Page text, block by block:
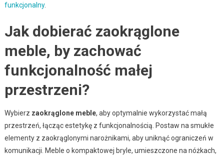
funkcjonalny.
Jak dobierać zaokrąglone
meble, by zachować
funkcjonalność małej
przestrzeni?
Wybierz zaokrąglone meble, aby optymalnie wykorzystać małą
przestrzeń, łącząc estetykę z funkcjonalnością. Postaw na smukłe
elementy z zaokrąglonymi narożnikami, aby uniknąć ograniczeń w
komunikacji. Meble o kompaktowej bryle, umieszczone na nóżkach,